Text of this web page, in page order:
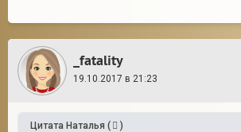
_fatality
19.10.2017 в 21:23
Цитата Наталья ( )